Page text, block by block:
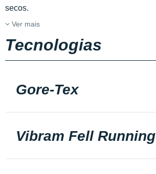
secos.
Ver mais
Tecnologias
Gore-Tex
Vibram Fell Running